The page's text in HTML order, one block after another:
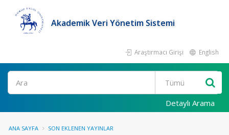
Akademik Veri Yönetim Sistemi
Araştırmacı Girişi English
Ara
Detaylı Arama
ANA SAYFA SON EKLENEN YAYINLAR